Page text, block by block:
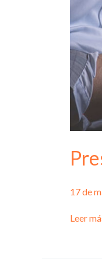
17 de
Leer